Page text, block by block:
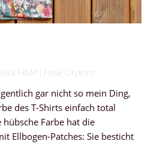
H&M | Hose Drykorn
gar nicht so mein Ding,
des T-Shirts einfach total
Farbe hat die
Ellbogen-Patches: Sie besticht